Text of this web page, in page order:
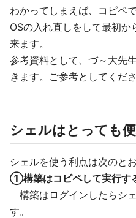
わかってしまえば、コピペ
OSの入れ直しをして最初
来ます。
参考資料として、づ～大先
きます。ご参考としてくださ
シェルはとっても便
シェルを使う利点は次のとお
①構築はコピペして実行す
構築はログインしたらシ
す。